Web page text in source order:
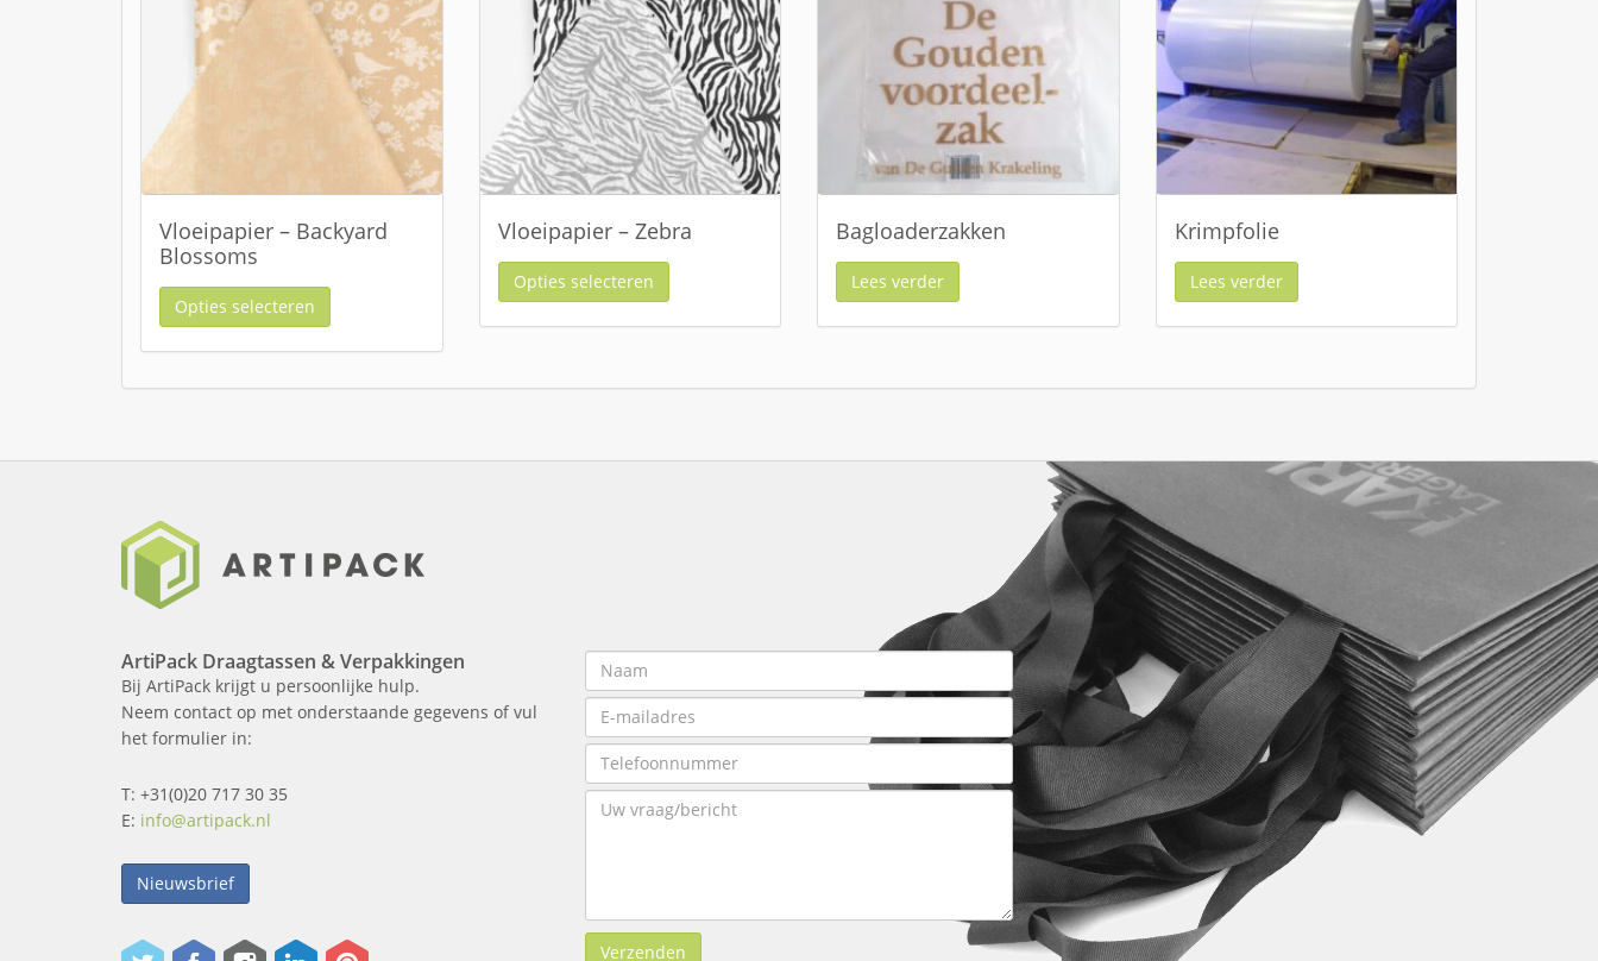
Vloeipapier – Backyard
Blossoms
Opties selecteren
Vloeipapier – Zebra
Opties selecteren
Bagloaderzakken
Lees verder
Krimpfolie
Lees verder
ArtiPack Draagtassen & Verpakkingen
Bij ArtiPack krijgt u persoonlijke hulp.
Neem contact op met onderstaande gegevens of vul
het formulier in:
T: +31(0)20 717 30 35
E: info@artipack.nl
Nieuwsbrief
Verzenden